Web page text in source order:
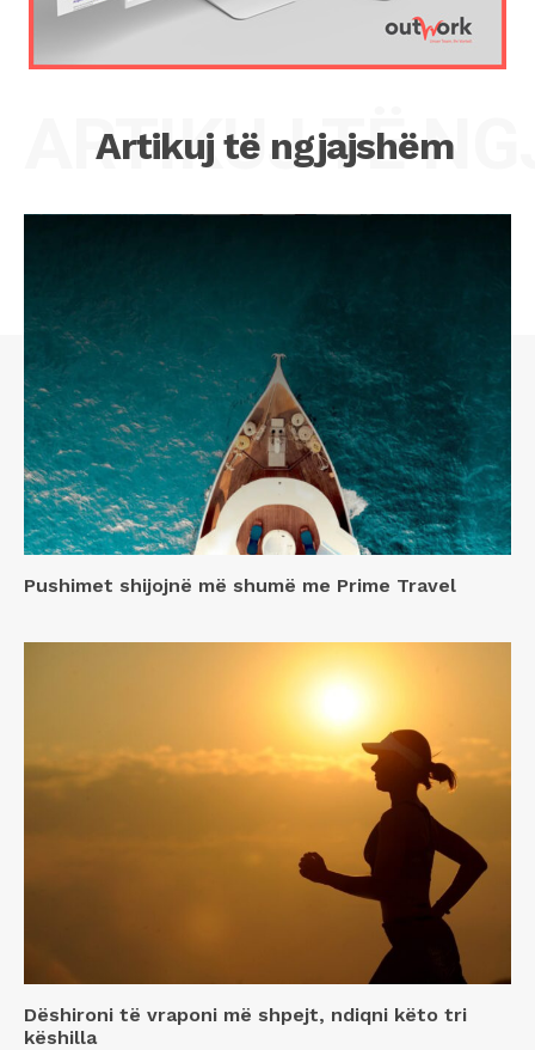
Artikuj të ngjajshëm
ARTIKUJ TË
Pushimet shijojnë më shumë me Prime Travel
Dëshironi të vraponi më shpejt, ndiqni këto tri
këshilla